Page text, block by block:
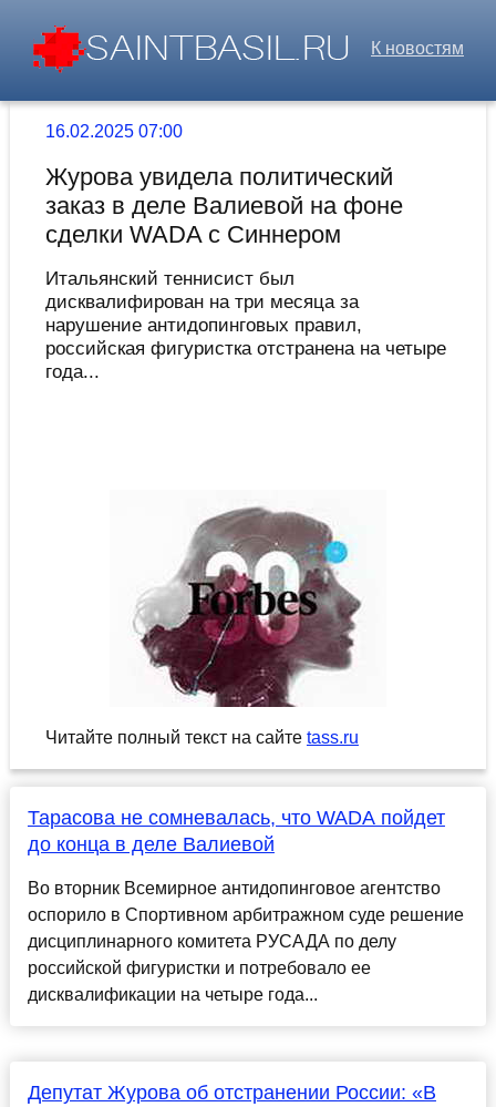
К новостям
16.02.2025 07:00
Журова увидела политический
заказ в деле Валиевой на фоне
сделки WADA с Синнером
Итальянский теннисист был
дисквалифирован на три месяца за
нарушение антидопинговых правил,
российская фигуристка отстранена на четыре
года...
Читайте полный текст на сайте tass.ru
Тарасова не сомневалась, что WADA пойдет
до конца в деле Валиевой
Во вторник Всемирное антидопинговое агентство
оспорило в Спортивном арбитражном суде решение
дисциплинарного комитета РУСАДА по делу
российской фигуристки и потребовало ее
дисквалификации на четыре года...
Депутат Журова об отстранении России: «В